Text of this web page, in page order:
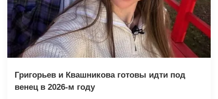
Григорьев и Квашникова готовы идти под
венец в 2026-м году